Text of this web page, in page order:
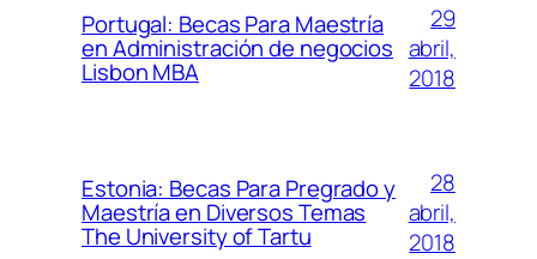
Portugal: Becas Para Maestría
en Administración de negocios
Lisbon MBA
29
abril,
2018
Estonia: Becas Para Pregrado y
Maestría en Diversos Temas
The University of Tartu
28
abril,
2018